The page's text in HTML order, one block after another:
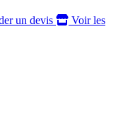
un devis
Voir les